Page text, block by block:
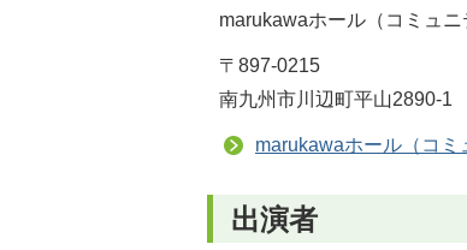
marukawaホール（コミュニ
〒897-0215
南九州市川辺町平山2890-1
marukawaホール（コミ
出演者